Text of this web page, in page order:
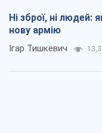
Ні зброї, ні
нову армію
Ігар Тишкевич 13,3